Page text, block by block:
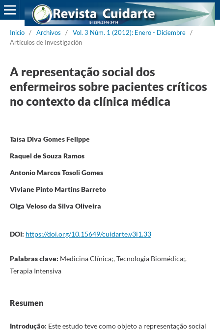
Inicio / Archivos / Vol. 3 Núm. 1 (2012): Enero - Diciembre /
Artículos de Investigación
A representação social dos
enfermeiros sobre pacientes críticos
no contexto da clínica médica
Taísa Diva Gomes Felippe
Raquel de Souza Ramos
Antonio Marcos Tosoli Gomes
Viviane Pinto Martins Barreto
Olga Veloso da Silva Oliveira
DOI: https://doi.org/10.15649/cuidarte.v3i1.33
Palabras clave: Medicina Clínica;, Tecnologia Biomédica;,
Terapia Intensiva
Resumen
Introdução: Este estudo teve como objeto a representação social